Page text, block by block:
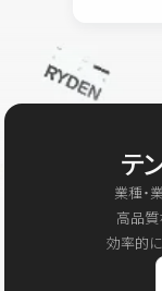
テ
業種・
高品質
効率的に